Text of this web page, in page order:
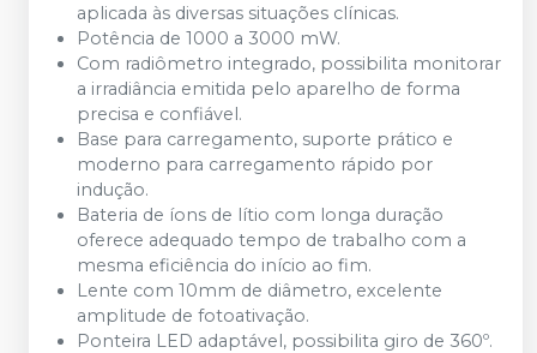
aplicada às diversas situações clínicas.
Potência de 1000 a 3000 mW.
Com radiômetro integrado, possibilita monitorar
a irradiância emitida pelo aparelho de forma
precisa e confiável.
Base para carregamento, suporte prático e
moderno para carregamento rápido por
indução.
Bateria de íons de lítio com longa duração
oferece adequado tempo de trabalho com a
mesma eficiência do início ao fim.
Lente com 10mm de diâmetro, excelente
amplitude de fotoativação.
Ponteira LED adaptável, possibilita giro de 360º.